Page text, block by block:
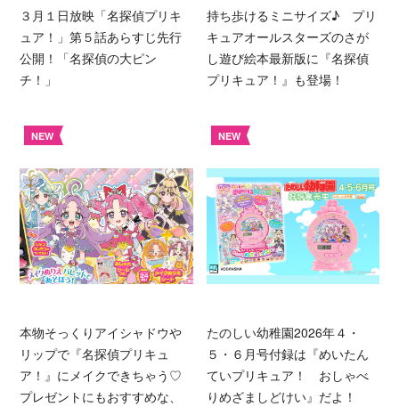
３月１日放映「名探偵プリキ
ュア！」第５話あらすじ先行
公開！「名探偵の大ピン
チ！」
持ち歩けるミニサイズ♪ プリ
キュアオールスターズのさが
し遊び絵本最新版に『名探偵
プリキュア！』も登場！
NEW
本物そっくりアイシャドウや
リップで『名探偵プリキュ
ア！』にメイクできちゃう♡
プレゼントにもおすすめな、
NEW
たのしい幼稚園2026年４・
５・６月号付録は『めいたん
ていプリキュア！ おしゃべ
りめざましどけい』だよ！